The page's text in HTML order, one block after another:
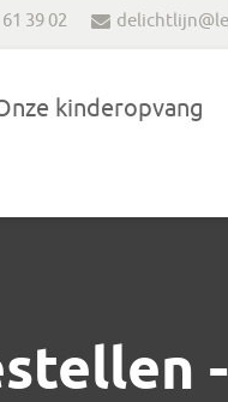
39 02
kinderopvang